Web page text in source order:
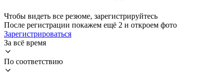
Чтобы видеть все резюме, зарегистрируйтесь
После регистрации покажем ещё 2 и откроем фото
Зарегистрироваться
За всё время
По соответствию